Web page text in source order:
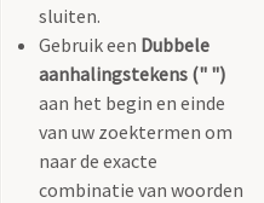
sluiten.
Gebruik een Dubbele
aanhalingstekens (" ")
aan het begin en einde
van uw zoektermen om
naar de exacte
combinatie van woorden